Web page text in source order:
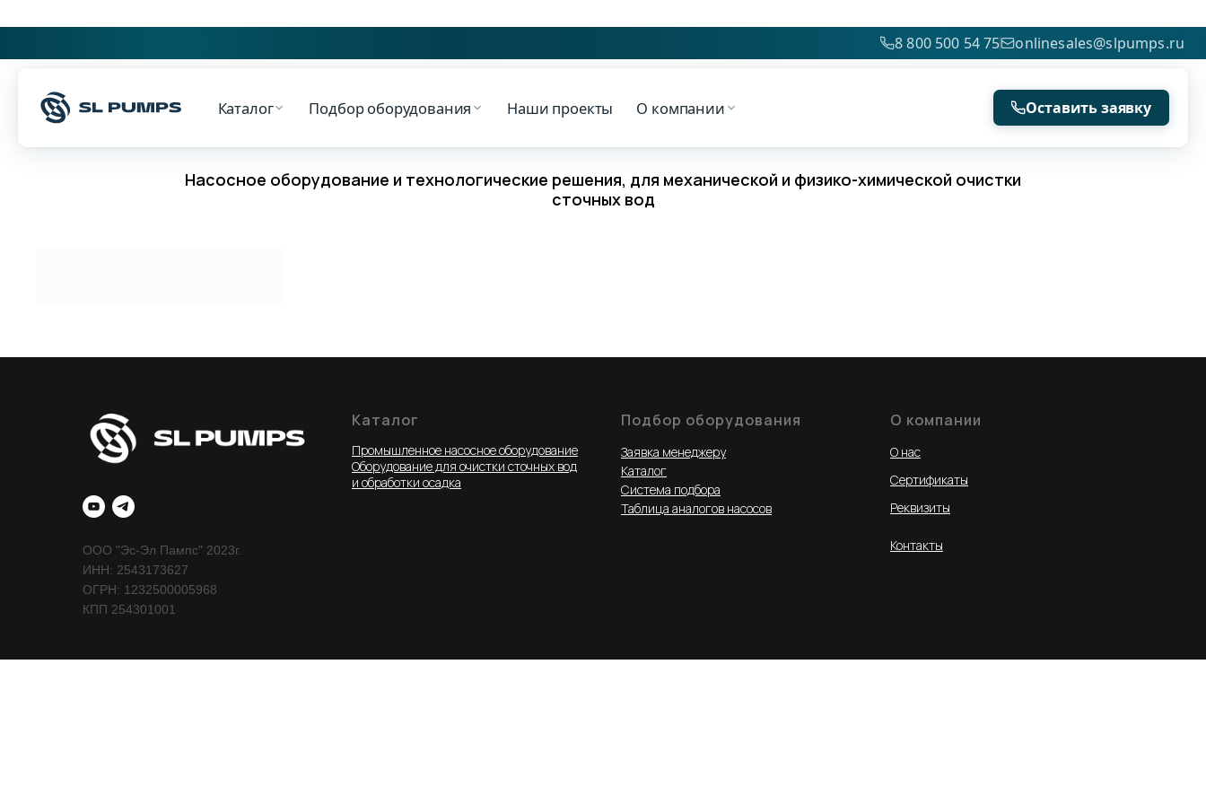
8 800 500 54 75 onlinesales@slpumps.ru
Каталог Подбор оборудования Наши проекты О компании Оставить заявку
Насосное оборудование и технологические решения, для механической и физико-химической очистки
сточных вод
ООО "Эс-Эл Пампс" 2023г.
ИНН: 2543173627
ОГРН: 1232500005968
КПП 254301001
Каталог
Промышленное насосное оборудование
Оборудование для очистки сточных вод
и обработки осадка
Подбор оборудования
Заявка менеджеру
Каталог
Система подбора
Таблица аналогов насосов
О компании
О нас
Сертификаты
Реквизиты
Контакты